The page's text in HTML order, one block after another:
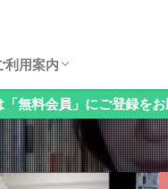
ード
向け相談会
向け相談会
向け相談会
生以下）保護者向け相談会
談会
受験」保護者向け相談会
者向け相談会
者向け相談会
貫校」保護者向け相談会
保護者向け相談会
護者向け相談会
利用案内
お申し込み方法・料金
ログイン・お知らせ
会員情報の変更
課金停止と退会の方法
ご利用方法Q&A
ログアウト
登録をお願い致します。